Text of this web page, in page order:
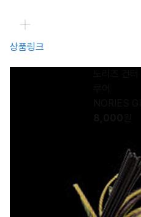
상품링크